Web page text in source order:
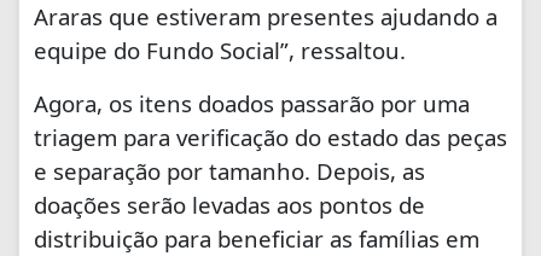
Araras que estiveram presentes ajudando a
equipe do Fundo Social”, ressaltou.
Agora, os itens doados passarão por uma
triagem para verificação do estado das peças
e separação por tamanho. Depois, as
doações serão levadas aos pontos de
distribuição para beneficiar as famílias em